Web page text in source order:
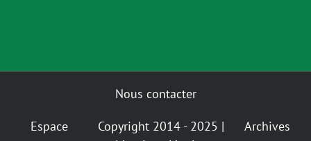
Nous contacter
Espace
Copyright 2014 - 2025 |
Archives